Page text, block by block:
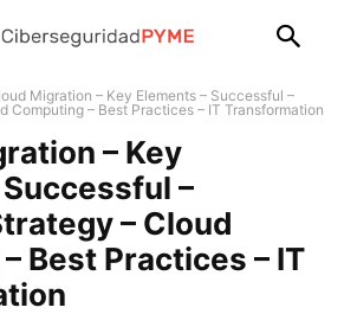
Migration – Key Elements – Successful –
Computing – Best Practices – IT Transformation
– Key
–
– Cloud
Best Practices – IT